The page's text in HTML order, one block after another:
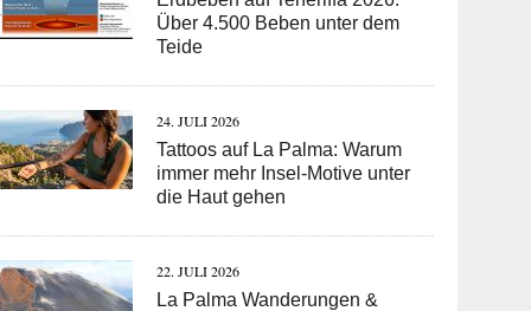
Über 4.500 Beben unter dem
Teide
24. JULI 2026
Tattoos auf La Palma: Warum
immer mehr Insel-Motive unter
die Haut gehen
22. JULI 2026
La Palma Wanderungen &